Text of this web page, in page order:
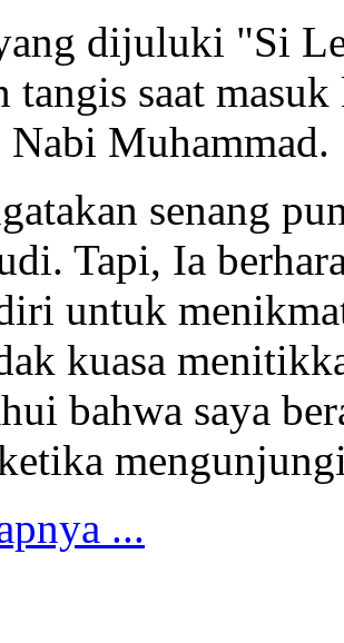
dijuluki "Si
tangis saat
Nabi Muhammad.
senang
Tapi, Ia
untuk
kuasa
bahwa saya
...